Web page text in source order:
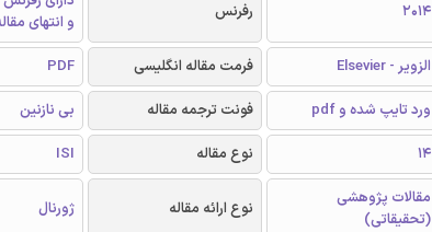
2014 رفرنس
و انتهای
الزویر - Elsevier فرمت مقاله انگلیسی
PDF
ورد تایپ شده و pdf فونت ترجمه مقاله
بی نازنین
14 نوع مقاله ISI
مقالات پژوهشی
(تحقیقاتی)
نوع ارائه مقاله ژورنال